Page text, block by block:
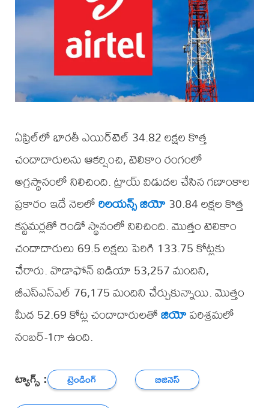
ఏప్రిల్‌లో భారతీ ఎయిర్‌టెల్ 34.82 లక్షల కొత్త
చందాదారులను ఆకర్షించి, టెలికాం రంగంలో
అగ్రస్థానంలో నిలిచింది. ట్రాయ్ విడుదల చేసిన గణాంకాల
ప్రకారం ఇదే నెలలోరిలయన్స్జియో30.84 లక్షల కొత్త
కస్టమర్లతో రెండో స్థానంలో నిలిచింది. మొత్తం టెలికాం
చందాదారులు 69.5 లక్షలు పెరిగి 133.75 కోట్లకు
చేరారు. వొడాఫోన్ ఐడియా 53,257 మందిని,
బీఎస్‌ఎన్‌ఎల్‌ 76,175 మందిని చేర్చుకున్నాయి. మొత్తం
మీద 52.69 కోట్ల చందాదారులతోజియోపరిశ్రమలో
నంబర్-1గా ఉంది.
ట్యాగ్స్ : ట్రెండింగ్
బిజినెస్